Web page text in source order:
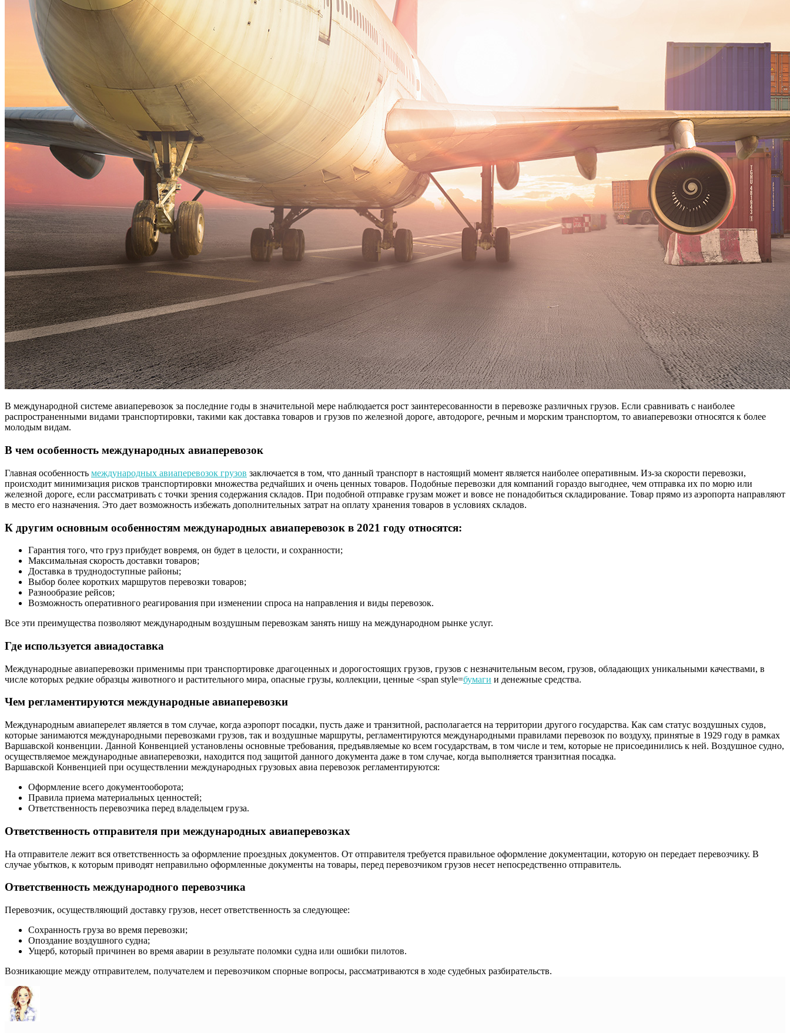
В международной системе авиаперевозок за последние годы в значительной мере наблюдается рост заинтересованности в перевозке различных грузов. Если сравнивать с наиболее
распространенными видами транспортировки, такими как доставка товаров и грузов по железной дороге, автодороге, речным и морским транспортом, то авиаперевозки относятся к более
молодым видам.
В чем особенность международных авиаперевозок
Главная особенность международных авиаперевозок грузов заключается в том, что данный транспорт в настоящий момент является наиболее оперативным. Из-за скорости перевозки,
происходит минимизация рисков транспортировки множества редчайших и очень ценных товаров. Подобные перевозки для компаний гораздо выгоднее, чем отправка их по морю или
железной дороге, если рассматривать с точки зрения содержания складов. При подобной отправке грузам может и вовсе не понадобиться складирование. Товар прямо из аэропорта направляют
в место его назначения. Это дает возможность избежать дополнительных затрат на оплату хранения товаров в условиях складов.
К другим основным особенностям международных авиаперевозок в 2021 году относятся:
Гарантия того, что груз прибудет вовремя, он будет в целости, и сохранности;
Максимальная скорость доставки товаров;
Доставка в труднодоступные районы;
Выбор более коротких маршрутов перевозки товаров;
Разнообразие рейсов;
Возможность оперативного реагирования при изменении спроса на направления и виды перевозок.
Все эти преимущества позволяют международным воздушным перевозкам занять нишу на международном рынке услуг.
Где используется авиадоставка
Международные авиаперевозки применимы при транспортировке драгоценных и дорогостоящих грузов, грузов с незначительным весом, грузов, обладающих уникальными качествами, в
числе которых редкие образцы животного и растительного мира, опасные грузы, коллекции, ценные <span style=бумаги и денежные средства.
Чем регламентируются международные авиаперевозки
Международным авиаперелет является в том случае, когда аэропорт посадки, пусть даже и транзитной, располагается на территории другого государства. Как сам статус воздушных судов,
которые занимаются международными перевозками грузов, так и воздушные маршруты, регламентируются международными правилами перевозок по воздуху, принятые в 1929 году в рамках
Варшавской конвенции. Данной Конвенцией установлены основные требования, предъявляемые ко всем государствам, в том числе и тем, которые не присоединились к ней. Воздушное судно,
осуществляемое международные авиаперевозки, находится под защитой данного документа даже в том случае, когда выполняется транзитная посадка.
Варшавской Конвенцией при осуществлении международных грузовых авиа перевозок регламентируются:
Оформление всего документооборота;
Правила приема материальных ценностей;
Ответственность перевозчика перед владельцем груза.
Ответственность отправителя при международных авиаперевозках
На отправителе лежит вся ответственность за оформление проездных документов. От отправителя требуется правильное оформление документации, которую он передает перевозчику. В
случае убытков, к которым приводят неправильно оформленные документы на товары, перед перевозчиком грузов несет непосредственно отправитель.
Ответственность международного перевозчика
Перевозчик, осуществляющий доставку грузов, несет ответственность за следующее:
Сохранность груза во время перевозки;
Опоздание воздушного судна;
Ущерб, который причинен во время аварии в результате поломки судна или ошибки пилотов.
Возникающие между отправителем, получателем и перевозчиком спорные вопросы, рассматриваются в ходе судебных разбирательств.